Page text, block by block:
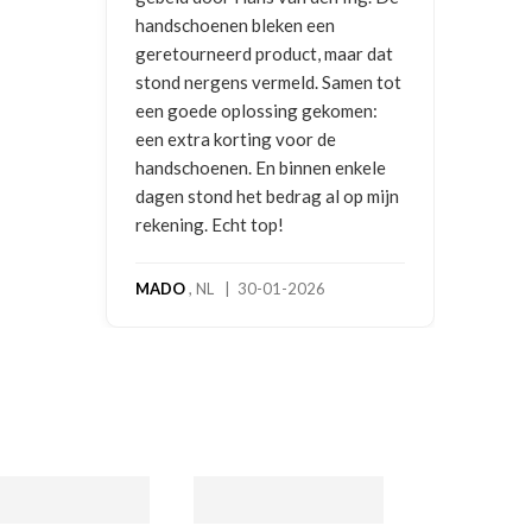
product, maar dat
vermeld. Samen tot
oplossing gekomen:
En binnen enkele
het bedrag al op mijn